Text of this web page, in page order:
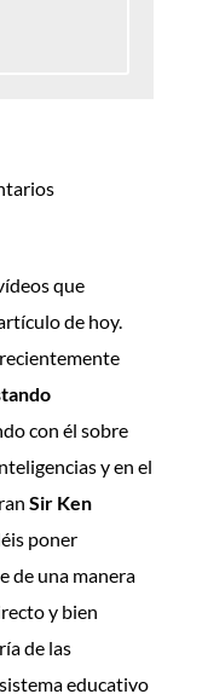
que
de hoy.
con él sobre
y en el
Sir Ken
poner
de una manera
y bien
de las
educativo